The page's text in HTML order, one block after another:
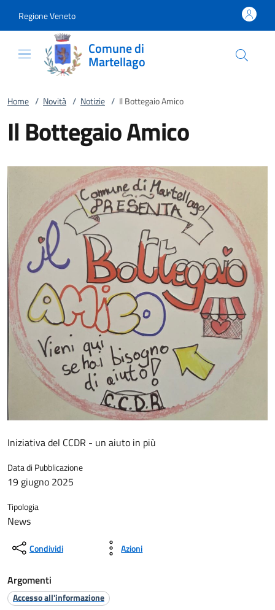
Regione Veneto
Comune di
Martellago
Home / Novità / Notizie / Il Bottegaio Amico
Il Bottegaio Amico
Iniziativa del CCDR - un aiuto in più
Data di Pubblicazione
19 giugno 2025
Tipologia
News
Condividi Azioni
Argomenti
Accesso all'informazione